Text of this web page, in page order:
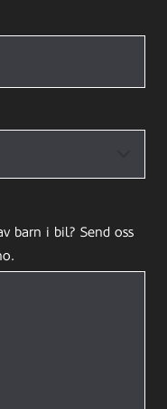
barn i bil? Send oss